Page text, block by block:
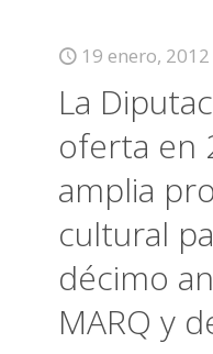
19 enero, 2012
La
oferta en
amplia
cultural
décimo
MARQ y